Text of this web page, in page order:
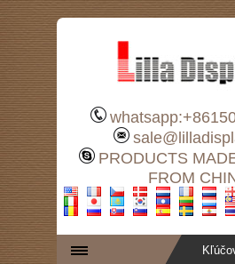
PRODUCTS
FROM